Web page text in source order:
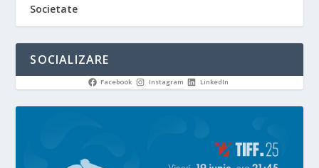
Societate
SOCIALIZARE
Facebook Instagram LinkedIn